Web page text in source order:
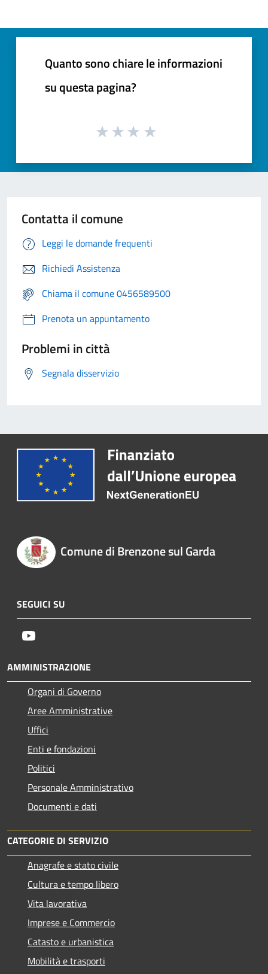
Quanto sono chiare le informazioni
su questa pagina?
Contatta il comune
Leggi le domande frequenti
Richiedi Assistenza
Chiama il comune 0456589500
Prenota un appuntamento
Problemi in città
Segnala disservizio
Comune di Brenzone sul Garda
SEGUICI SU
AMMINISTRAZIONE
Organi di Governo
Aree Amministrative
Uffici
Enti e fondazioni
Politici
Personale Amministrativo
Documenti e dati
CATEGORIE DI SERVIZIO
Anagrafe e stato civile
Cultura e tempo libero
Vita lavorativa
Imprese e Commercio
Catasto e urbanistica
Mobilità e trasporti